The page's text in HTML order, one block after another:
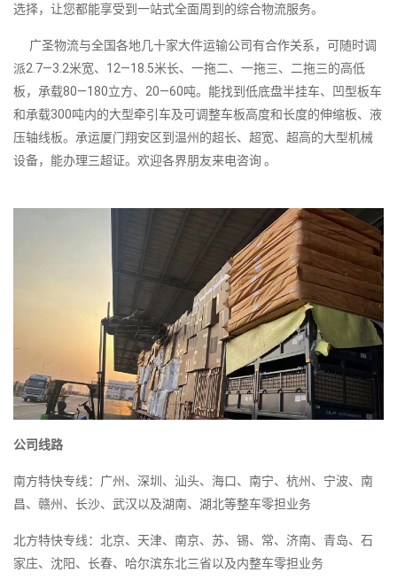
选择，让您都能享受到一站式全面周到的综合物流服务。
广圣物流与全国各地几十家大件运输公司有合作关系，可随时调
派2.7—3.2米宽、12—18.5米长、一拖二、一拖三、二拖三的高低
板，承载80—180立方、20—60吨。能找到低底盘半挂车、凹型板车
和承载300吨内的大型牵引车及可调整车板高度和长度的伸缩板、液
压轴线板。承运厦门翔安区到温州的超长、超宽、超高的大型机械
设备，能办理三超证。欢迎各界朋友来电咨询 。
公司线路
南方特快专线：广州、深圳、汕头、海口、南宁、杭州、宁波、南
昌、赣州、长沙、武汉以及湖南、湖北等整车零担业务
北方特快专线：北京、天津、南京、苏、锡、常、济南、青岛、石
家庄、沈阳、长春、哈尔滨东北三省以及内整车零担业务